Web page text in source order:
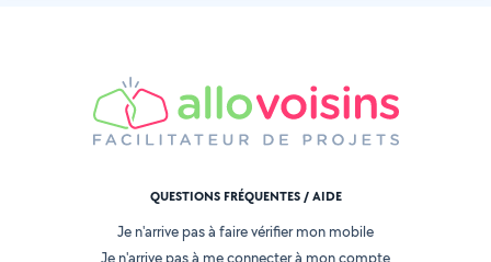
QUESTIONS FRÉQUENTES / AIDE
Je n'arrive pas à faire vérifier mon mobile
Je n'arrive pas à me connecter à mon compte